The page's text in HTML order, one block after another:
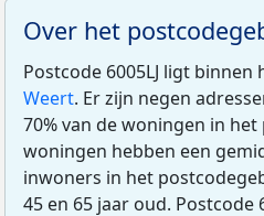
Over het
Postcode 6005LJ ligt binnen
Weert. Er zijn negen
70% van de woningen in
woningen hebben een
inwoners in het
45 en 65 jaar oud.